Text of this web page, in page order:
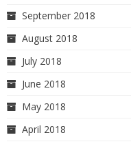
September 2018
August 2018
July 2018
June 2018
May 2018
April 2018